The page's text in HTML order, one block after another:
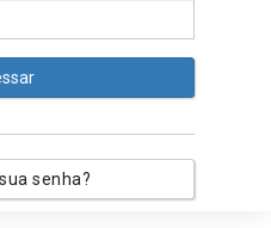
senha?